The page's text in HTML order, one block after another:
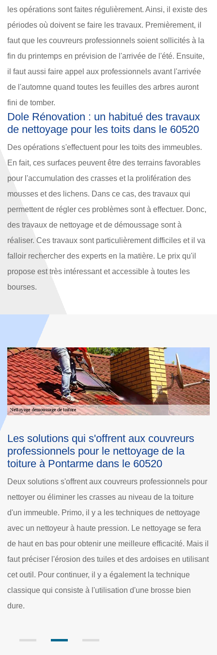
les opérations sont faites régulièrement. Ainsi, il existe des
périodes où doivent se faire les travaux. Premièrement, il
faut que les couvreurs professionnels soient sollicités à la
fin du printemps en prévision de l'arrivée de l'été. Ensuite,
il faut aussi faire appel aux professionnels avant l'arrivée
de l'automne quand toutes les feuilles des arbres auront
fini de tomber.
Dole Rénovation : un habitué des travaux
de nettoyage pour les toits dans le 60520
Des opérations s'effectuent pour les toits des immeubles.
En fait, ces surfaces peuvent être des terrains favorables
pour l'accumulation des crasses et la prolifération des
mousses et des lichens. Dans ce cas, des travaux qui
permettent de régler ces problèmes sont à effectuer. Donc,
des travaux de nettoyage et de démoussage sont à
réaliser. Ces travaux sont particulièrement difficiles et il va
falloir rechercher des experts en la matière. Le prix qu'il
propose est très intéressant et accessible à toutes les
bourses.
pour
fera
Mais il
Ce qu'il faut savoir pour le démoussage
la toiture d'une maison à Pontarme dans
60520
Selon les explications de la société Dole Rénovation,
mousses et les lichens détériorent l'aspect des toits des
immeubles ou des habitations. En plus de cela, ces
végétaux sont capables d'engendrer d'autres
désagréments plus graves. En effet, les éléments de la
couverture comme les ardoises et les tuiles peuvent
devenir très poreux si ces mousses prolifèrent. De ce
les couvreurs doivent effectuer des démoussages pour